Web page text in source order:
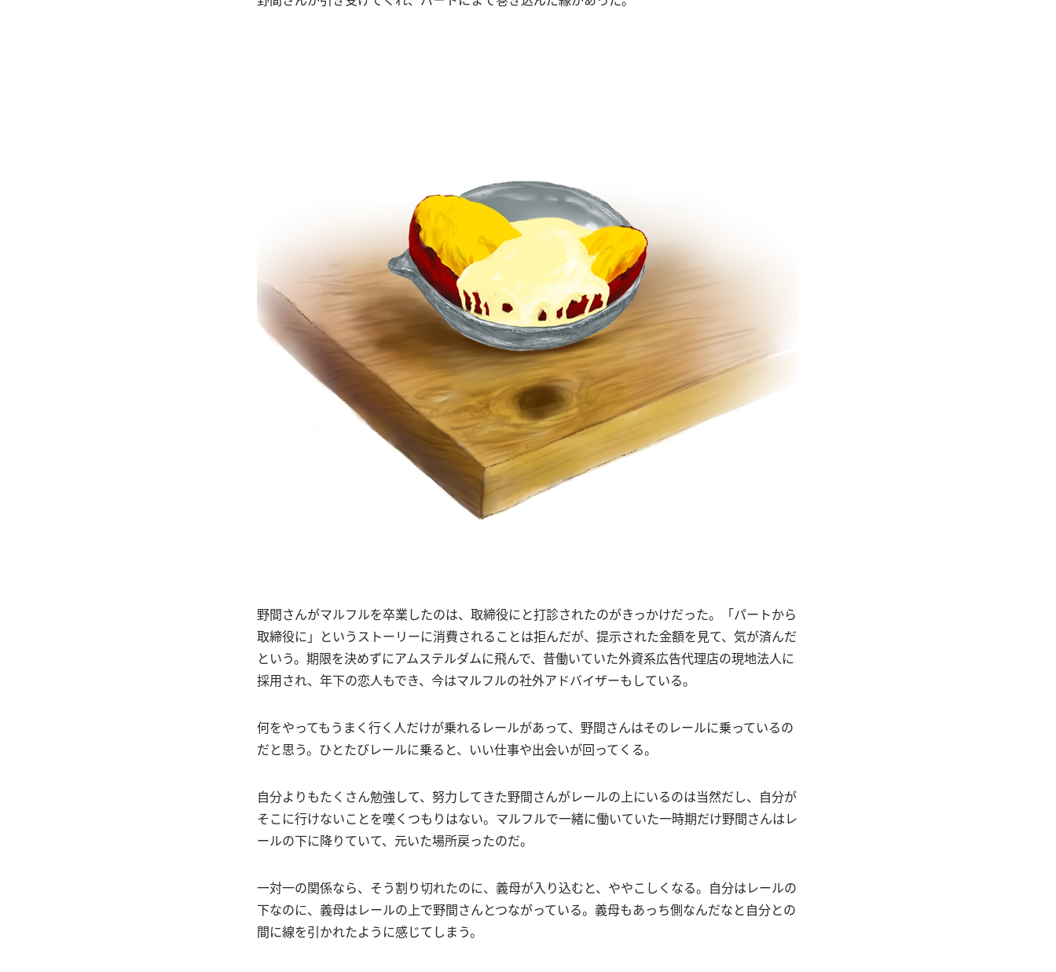
野間さんがマルフルを卒業したのは、取締役にと打診されたのがきっかけだった。「パートから
取締役に」というストーリーに消費されることは拒んだが、提示された金額を見て、気が済んだ
という。期限を決めずにアムステルダムに飛んで、昔働いていた外資系広告代理店の現地法人に
採用され、年下の恋人もでき、今はマルフルの社外アドバイザーもしている。
何をやってもうまく行く人だけが乗れるレールがあって、野間さんはそのレールに乗っているの
だと思う。ひとたびレールに乗ると、いい仕事や出会いが回ってくる。
自分よりもたくさん勉強して、努力してきた野間さんがレールの上にいるのは当然だし、自分が
そこに行けないことを嘆くつもりはない。マルフルで一緒に働いていた一時期だけ野間さんはレ
ールの下に降りていて、元いた場所戻ったのだ。
一対一の関係なら、そう割り切れたのに、義母が入り込むと、ややこしくなる。自分はレールの
下なのに、義母はレールの上で野間さんとつながっている。義母もあっち側なんだなと自分との
間に線を引かれたように感じてしまう。